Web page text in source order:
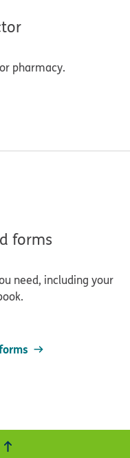
pharmacy.
forms
need, including your